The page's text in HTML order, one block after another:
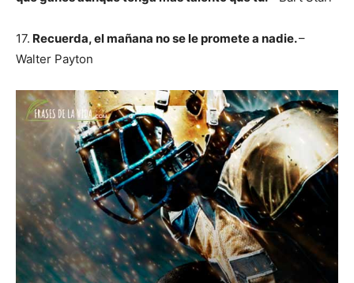
17. Recuerda, el mañana no se le promete a nadie.–
Walter Payton